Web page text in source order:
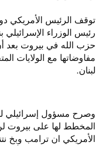
توقف الرئيس الأمريكي
رئيس الوزراء الإسرائيلي
حزب الله في بيروت بعد
مفاوضاتها مع الولايات
لبنان.
وصرح مسؤول إسرائيلي
المخطط لها على بيروت
الأمريكي ان ترامب وبخ